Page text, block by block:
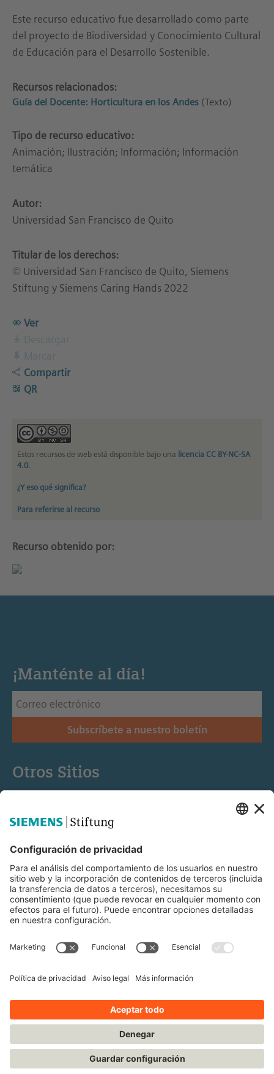
Este recurso educativo fue desarrollado como parte
del proyecto de Biodiversidad y Conocimiento Cultural
de Educación para el Desarrollo Sostenible.
Recursos relacionados:
Guía del Docente: Horticultura en los Andes (Texto)
Tipo de recurso educativo:
Animación; Ilustración; Información; Información
temática
Autor:
Universidad San Francisco de Quito
Titular de los derechos:
© Universidad San Francisco de Quito, Siemens
Stiftung y Siemens Caring Hands 2022
Ver
Compartir
QR
Estos recursos de web está disponible bajo una licencia CC BY-NC-SA
4.0.
¿Y eso qué significa?
Para referirse al recurso
Recurso obtenido por:
¡Manténte al día!
Subscríbete a nuestro boletín
Otros Sitios
Educación STEM
Mediaportal
Condiciones de uso